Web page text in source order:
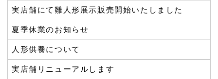
実店舗にて雛人形展示販売開始いたしました
夏季休業のお知らせ
人形供養について
実店舗リニューアルします